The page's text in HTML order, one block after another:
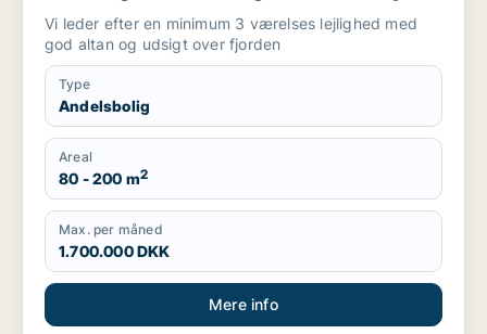
Vi leder efter en minimum 3 værelses lejlighed med
god altan og udsigt over fjorden
Type
Andelsbolig
Areal
80 - 200 m2
Max. per måned
1.700.000 DKK
Mere info